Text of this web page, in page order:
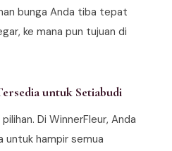
bunga Anda tiba tepat
ke mana pun tujuan di
untuk Setiabudi
Di WinnerFleur, Anda
untuk hampir semua